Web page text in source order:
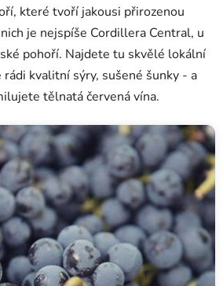
které tvoří jakousi přirozenou
je nejspíše Cordillera Central, u
pohoří. Najdete tu skvělé lokální
kvalitní sýry, sušené šunky - a
tělnatá červená vína.